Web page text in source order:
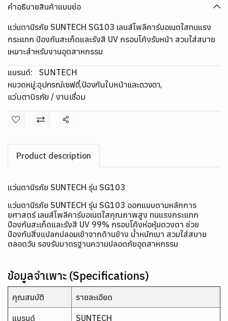
คำอธิบายสินค้าแบบย่อ
แว่นตานิรภัย SUNTECH SG103 เลนส์โพลีคาร์บอเนตใสทนแรง
กระแทก ป้องกันสะเก็ดและรังสี UV กรอบโค้งรับหน้า สวมใส่สบาย
เหมาะสำหรับงานอุตสาหกรรม
แบรนด์:
SUNTECH
หมวดหมู่:อุปกรณ์เซฟตี้,ป้องกันใบหน้าและดวงตา,
แว่นตานิรภัย / งานเชื่อม
แชร์
Product description
แว่นตานิรภัย SUNTECH รุ่น SG103
แว่นตานิรภัย SUNTECH รุ่น SG103 ออกแบบตามหลักการ
ยศาสตร์ เลนส์โพลีคาร์บอเนตใสคุณภาพสูง ทนแรงกระแทก
ป้องกันสะเก็ดและรังสี UV 99% กรอบโค้งห่อหุ้มดวงตา ช่วย
ป้องกันสิ่งแปลกปลอมเข้าจากด้านข้าง น้ำหนักเบา สวมใส่สบาย
ตลอดวัน รองรับมาตรฐานความปลอดภัยอุตสาหกรรม
ข้อมูลจำเพาะ (Specifications)
คุณสมบัติ รายละเอียด
แบรนด์ SUNTECH